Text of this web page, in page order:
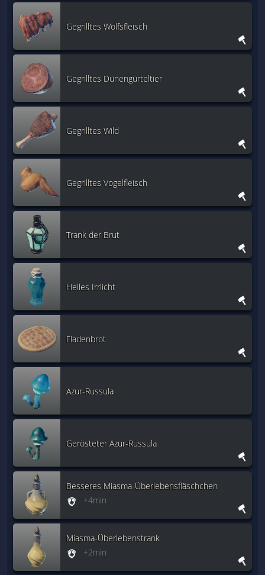
Gegrilltes Wolfsfleisch
Gegrilltes Dünengürteltier
Gegrilltes Wild
Gegrilltes Vogelfleisch
Trank der Brut
Helles Irrlicht
Fladenbrot
Azur-Russula
Gerösteter Azur-Russula
Besseres Miasma-Überlebensfläschchen
+4min
Miasma-Überlebenstrank
+2min